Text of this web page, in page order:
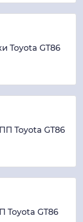
Toyota GT86
Toyota GT86
Toyota GT86